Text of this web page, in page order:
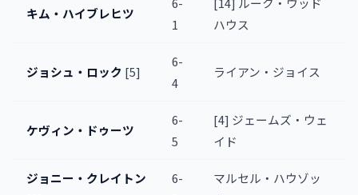
キム・ハイブレヒツ
1
ハウス
ジョシュ・ロック [5]
6-
4
ライアン・ジョイス
ケヴィン・ドゥーツ
6-
5
[4] ジェームズ・ウェ
イド
ジョニー・クレイトン
6-
マルセル・ハウゾッ